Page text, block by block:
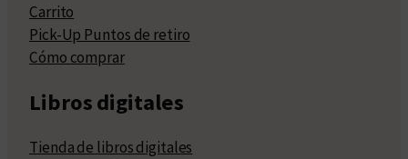
Carrito
Pick-Up Puntos de retiro
Cómo comprar
Libros digitales
Tienda de libros digitales